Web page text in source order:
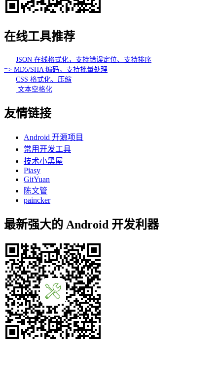
在线工具推荐
JSON 在线格式化，支持错误定位、支持排序
=> MD5/SHA 编码，支持批量处理
CSS 格式化、压缩
文本空格化
友情链接
Android 开源项目
常用开发工具
技术小黑屋
Piasy
GitYuan
陈文管
paincker
最新强大的 Android 开发利器